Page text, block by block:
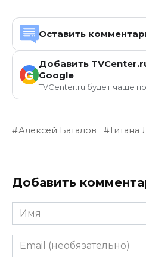
Оставить
G
Добавить
Google
TVCenter.ru будет чаще
Алексей Баталов Гитана
Добавить
Имя
Email
(необязательно)